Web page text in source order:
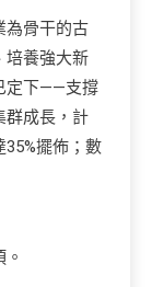
為骨干的古
培養強大新
定下——支撐
群成長，計
擺佈；數